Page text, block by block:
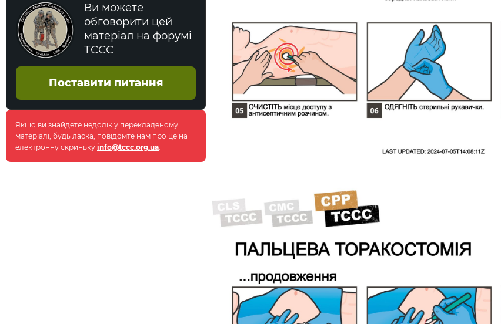
Ви можете
обговорити цей
матеріал на форумі
ТССС
Поставити питання
Якщо ви знайдете недолік у перекладеному
матеріалі, будь ласка, повідомте нам про це на
електронну скриньку info@tccc.org.ua